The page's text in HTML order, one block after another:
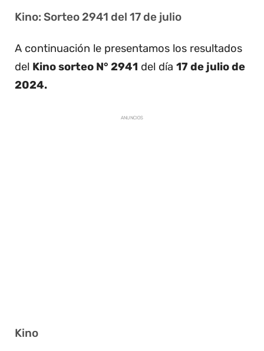
Kino: Sorteo 2941 del 17 de julio
A continuación le presentamos los resultados
del Kino sorteo N° 2941 del día 17 de julio de
2024.
ANUNCIOS
Kino